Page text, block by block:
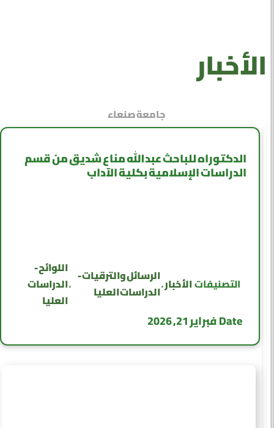
الأخبار
جامعة صنعاء
الدكتوراه للباحث عبدالله مناع شديق من قسم
الدراسات الإسلامية بكلية الآداب
التصنيفات الأخبار , الرسائل والترقيات -
الدراسات العليا
,
اللوائح -
الدراسات
العليا
Date فبراير 21, 2026